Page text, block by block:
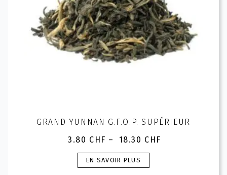
page
du
produit
GRAND YUNNAN G.F.O.P. SUPÉRIEUR
3.80 CHF – 18.30 CHF
Plage
de
prix :
EN SAVOIR PLUS
Ce
produit